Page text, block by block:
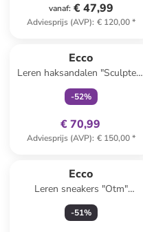
vanaf: € 47,99
Adviesprijs (AVP): € 120,00*
Ecco
Leren haksandalen "Sculpted"
zwart
-52%
€ 70,99
Adviesprijs (AVP): € 150,00*
Ecco
Leren sneakers "Otm"
kaki/zwart
-51%